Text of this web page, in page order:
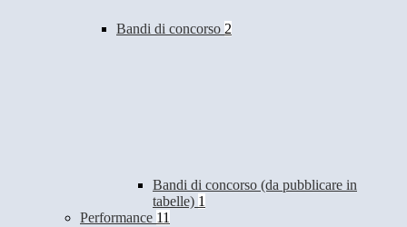
Bandi di concorso 2
Bandi di concorso (da pubblicare in
tabelle) 1
Performance 11